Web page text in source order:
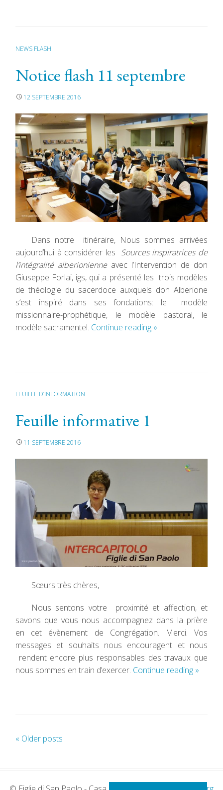
NEWS FLASH
Notice flash 11 septembre
12 SEPTEMBRE 2016
Dans notre itinéraire, Nous sommes arrivées
aujourd’hui à considérer les Sources inspiratrices de
l’intégralité alberionienne avec l’Intervention de don
Giuseppe Forlai, igs, qui a présenté les trois modèles
de théologie du sacerdoce auxquels don Alberione
s’est inspiré dans ses fondations: le modèle
missionnaire-prophétique, le modèle pastoral, le
modèle sacramentel. Continue reading »
FEUILLE D’INFORMATION
Feuille informative 1
11 SEPTEMBRE 2016
Sœurs très chères,
Nous sentons votre proximité et affection, et
savons que vous nous accompagnez dans la prière
en cet évènement de Congrégation. Merci. Vos
messages et souhaits nous encouragent et nous
rendent encore plus responsables des travaux que
nous sommes en train d’exercer. Continue reading »
P
t
« Older posts